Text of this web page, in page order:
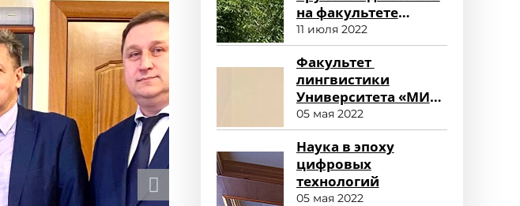
на факультете
среднего
профессионального
образования
11 июля 2022
Факультет
лингвистики
Университета «МИР»
глазами
работодателя
05 мая 2022
Наука в эпоху
цифровых
технологий
05 мая 2022